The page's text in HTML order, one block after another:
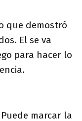
que demostró
El se va
para hacer lo
marcar la